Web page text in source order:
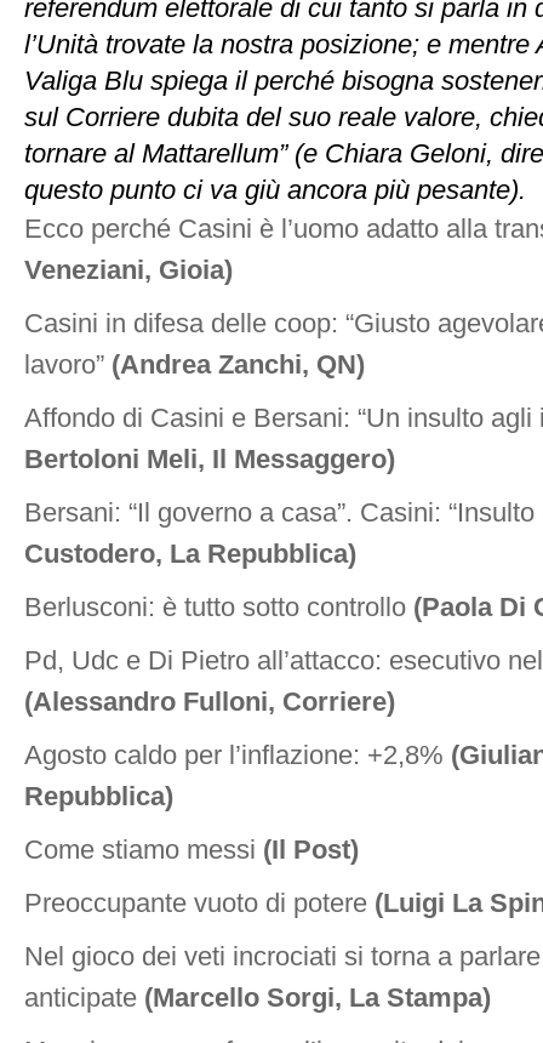
referendum elettorale di cui tanto si parla in
l’Unità trovate la nostra posizione; e mentre
Valiga Blu spiega il perché bisogna
sul Corriere dubita del suo reale valore,
tornare al Mattarellum” (e Chiara Geloni,
questo punto ci va giù ancora più pesante).
Ecco perché Casini è l’uomo adatto alla
Veneziani, Gioia)
Casini in difesa delle coop: “Giusto
lavoro” (Andrea Zanchi, QN)
Affondo di Casini e Bersani: “Un insulto agli
Bertoloni Meli, Il Messaggero)
Bersani: “Il governo a casa”. Casini:
Custodero, La Repubblica)
Berlusconi: è tutto sotto controllo (Paola Di
Pd, Udc e Di Pietro all’attacco: esecutivo
(Alessandro Fulloni, Corriere)
Agosto caldo per l’inflazione: +2,8%
Repubblica)
Come stiamo messi (Il Post)
Preoccupante vuoto di potere (Luigi La
Nel gioco dei veti incrociati si torna a
anticipate (Marcello Sorgi, La Stampa)